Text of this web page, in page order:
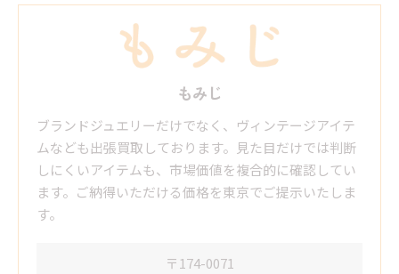
もみじ
ブランドジュエリーだけでなく、ヴィンテージアイテ
ムなども出張買取しております。見た目だけでは判断
しにくいアイテムも、市場価値を複合的に確認してい
ます。ご納得いただける価格を東京でご提示いたしま
す。
〒174-0071